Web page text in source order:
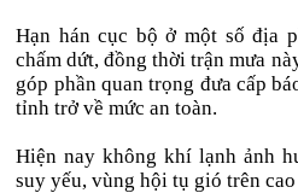
Hạn hán cục bộ ở một số địa
chấm dứt, đồng thời trận mưa
góp phần quan trọng đưa cấp
tỉnh trở về mức an toàn.
Hiện nay không khí lạnh ảnh
suy yếu, vùng hội tụ gió trên